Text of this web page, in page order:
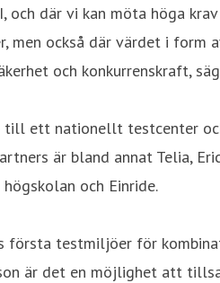
där vi kan möta höga
också där värdet i form
och konkurrenskraft,
till ett nationellt testcenter
är bland annat Telia,
och Einride.
testmiljöer för
är det en möjlighet att